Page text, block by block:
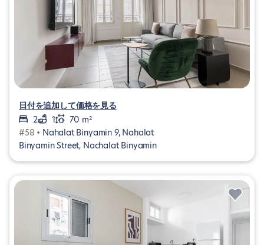
日付を追加して価格を見る
2
1
70 m²
#58 • Nahalat Binyamin 9, Nahalat
Binyamin Street, Nachalat Binyamin